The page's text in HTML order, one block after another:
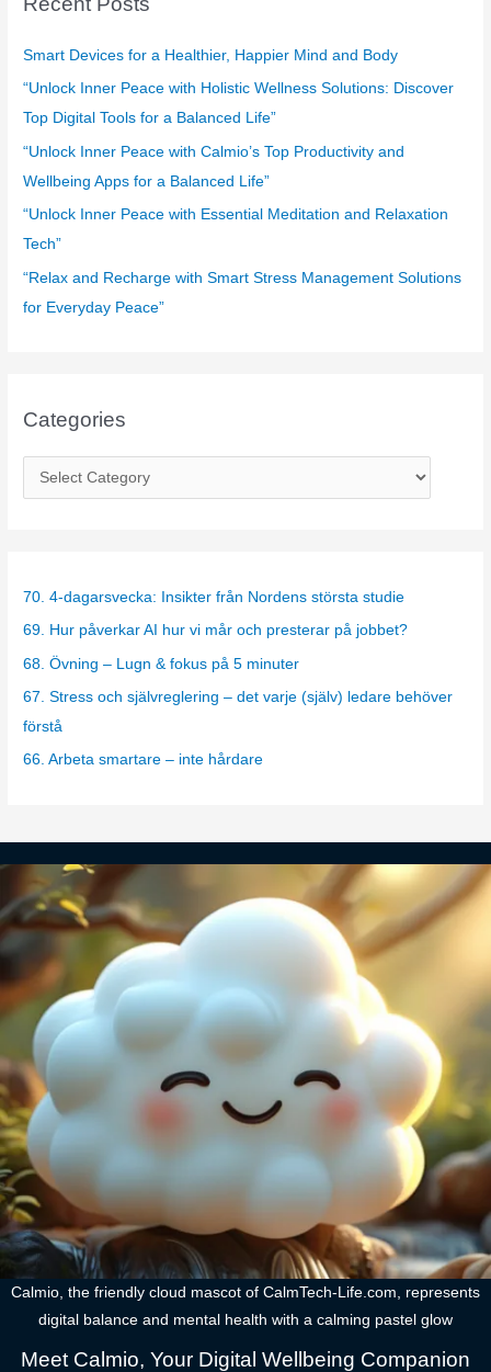
f
o
r
Smart Devices for a Healthier, Happier Mind and Body
“Unlock Inner Peace with Holistic Wellness Solutions: Discover
Top Digital Tools for a Balanced Life”
“Unlock Inner Peace with Calmio’s Top Productivity and
Wellbeing Apps for a Balanced Life”
“Unlock Inner Peace with Essential Meditation and Relaxation
Tech”
“Relax and Recharge with Smart Stress Management Solutions
for Everyday Peace”
Categories
a
g
e
s
70. 4-dagarsvecka: Insikter från Nordens största studie
69. Hur påverkar AI hur vi mår och presterar på jobbet?
68. Övning – Lugn & fokus på 5 minuter
67. Stress och självreglering – det varje (själv) ledare behöver
förstå
66. Arbeta smartare – inte hårdare
Calmio, the friendly cloud mascot of CalmTech-Life.com, represents
digital balance and mental health with a calming pastel glow
Meet Calmio, Your Digital Wellbeing Companion